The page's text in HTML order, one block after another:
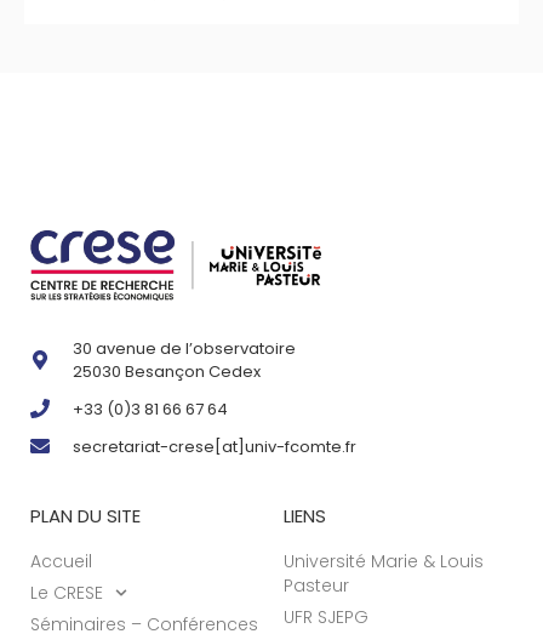
30 avenue de l’observatoire
25030 Besançon Cedex
+33 (0)3 81 66 67 64
secretariat-crese[at]univ-fcomte.fr
PLAN DU SITE
Accueil
Le CRESE
Séminaires – Conférences
LIENS
Université Marie & Louis
Pasteur
UFR SJEPG